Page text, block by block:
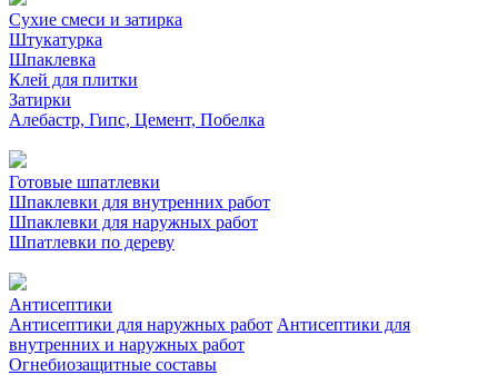
Сухие смеси и затирка
Штукатурка
Шпаклевка
Клей для плитки
Затирки
Алебастр, Гипс, Цемент, Побелка
Готовые шпатлевки
Шпаклевки для внутренних работ
Шпаклевки для наружных работ
Шпатлевки по дереву
Антисептики
Антисептики для наружных работ Антисептики для
внутренних и наружных работ
Огнебиозащитные составы